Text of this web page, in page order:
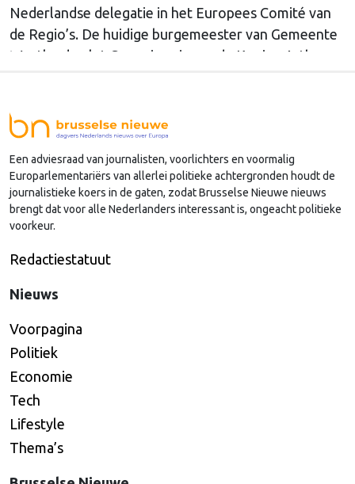
Nederlandse delegatie in het Europees Comité van
de Regio’s. De huidige burgemeester van Gemeente
Westland volgt Commissaris van de Koning Arthur
Nederlandse regio’s behoorlijk succesvol in hun
lobby in Brussel, en dat komt vooral omdat …
Continued
Een adviesraad van journalisten, voorlichters en voormalig
Europarlementariërs van allerlei politieke achtergronden houdt de
journalistieke koers in de gaten, zodat Brusselse Nieuwe nieuws
brengt dat voor alle Nederlanders interessant is, ongeacht politieke
voorkeur.
Redactiestatuut
Nieuws
Voorpagina
Politiek
Economie
Tech
Lifestyle
Thema’s